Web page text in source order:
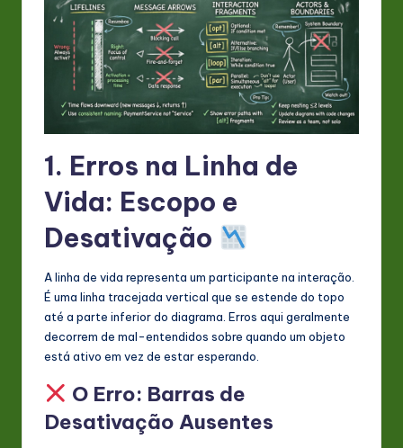
w
In
o
1. Erros na Linha de
Vida: Escopo e
Desativação
A linha de vida representa um participante na interação.
É uma linha tracejada vertical que se estende do topo
até a parte inferior do diagrama. Erros aqui geralmente
decorrem de mal-entendidos sobre quando um objeto
está ativo em vez de estar esperando.
O Erro: Barras de
Desativação Ausentes